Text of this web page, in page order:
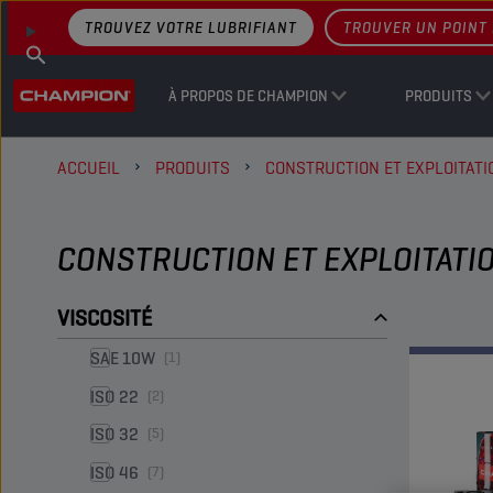
À PROPOS DE CHAMPION PRODUITS
TROUVEZ VOTRE LUBRIFIANT TROUVER UN POINT
ACCUEIL PRODUITS CONSTRUCTION ET
CONSTRUCTION ET
VISCOSITÉ
SAE 10W (1)
ISO 22 (2)
ISO 32 (5)
ISO 46 (7)